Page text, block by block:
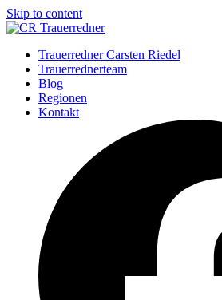
Skip to content
Trauerredner Carsten Riedel
Trauerrednerteam
Blog
Regionen
Kontakt